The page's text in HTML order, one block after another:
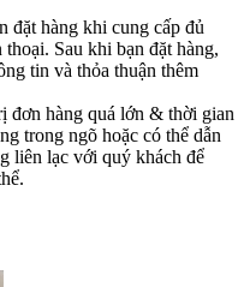
đặt hàng khi cung cấp đủ
Sau khi bạn đặt hàng,
tin và thỏa thuận thêm
đơn hàng quá lớn & thời gian
trong ngõ hoặc có thể dẫn
liên lạc với quý khách để